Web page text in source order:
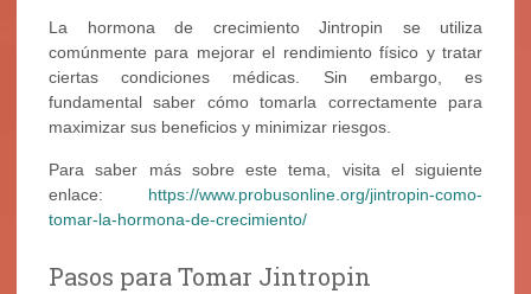
La hormona de crecimiento Jintropin se utiliza
comúnmente para mejorar el rendimiento físico y tratar
ciertas condiciones médicas. Sin embargo, es
fundamental saber cómo tomarla correctamente para
maximizar sus beneficios y minimizar riesgos.
Para saber más sobre este tema, visita el siguiente
enlace: https://www.probusonline.org/jintropin-como-
tomar-la-hormona-de-crecimiento/
Pasos para Tomar Jintropin